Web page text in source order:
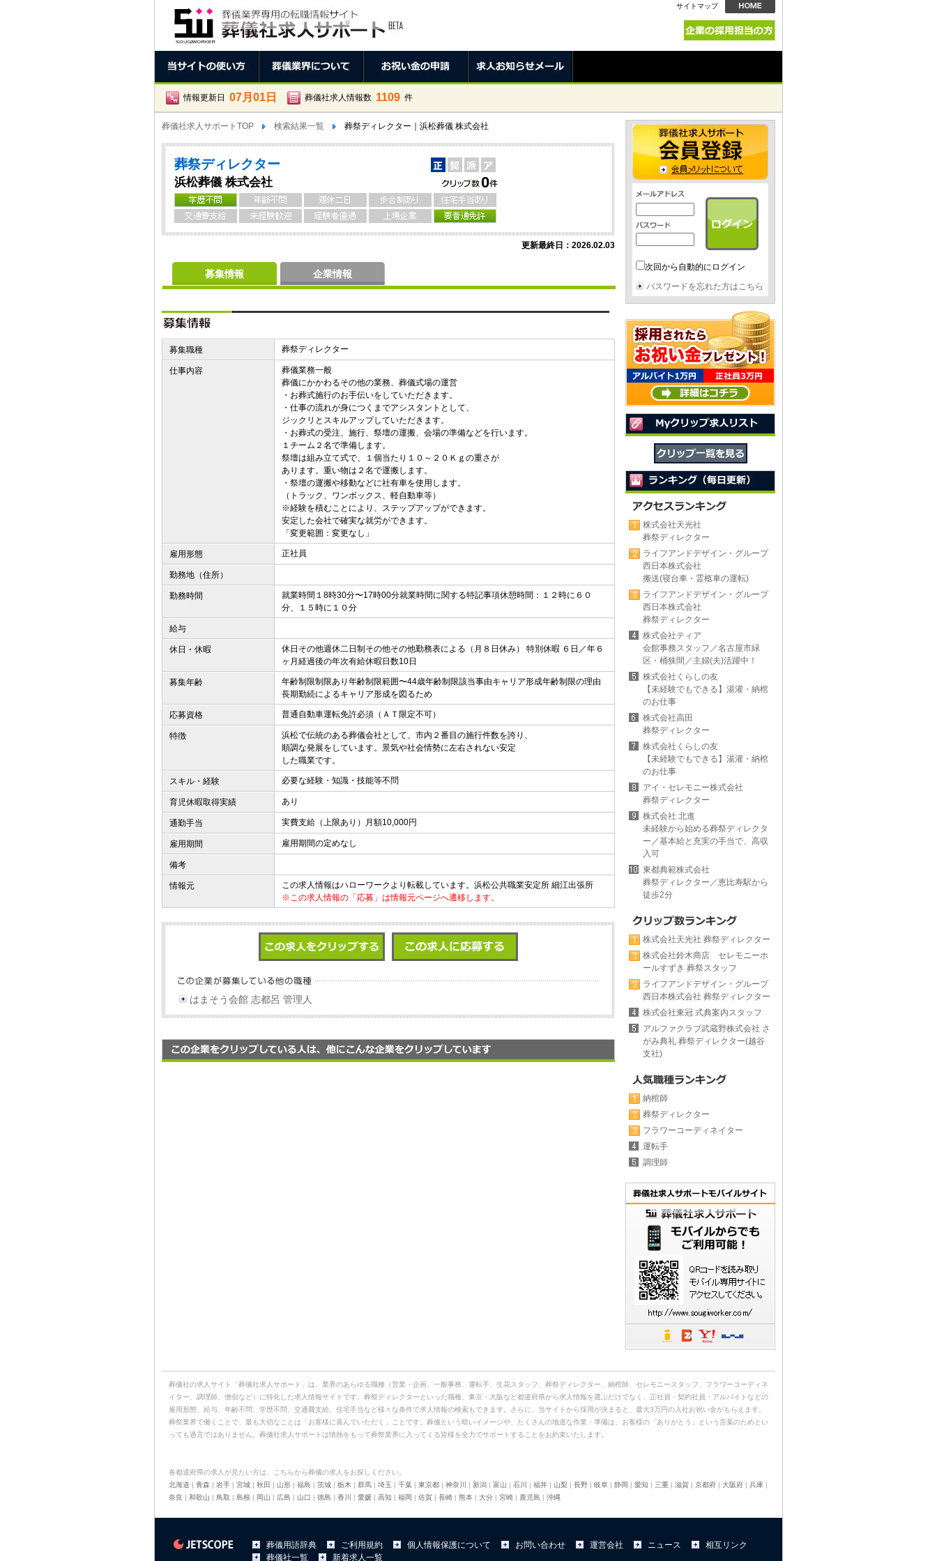
サイトマップ
情報更新日 07月01日 葬儀社求人情報数 1109 件
葬儀社求人サポートTOP 検索結果一覧 葬祭ディレクター｜浜松葬儀 株式会社
葬祭ディレクター
浜松葬儀 株式会社 0
更新最終日：2026.02.03
募集情報 企業情報
募集職種 葬祭ディレクター
仕事内容
葬儀業務一般
葬儀にかかわるその他の業務、葬儀式場の運営
・お葬式施行のお手伝いをしていただきます。
・仕事の流れが身につくまでアシスタントとして、
ジックリとスキルアップしていただきます。
・お葬式の受注、施行、祭壇の運搬、会場の準備などを行います。
１チーム２名で準備します。
祭壇は組み立て式で、１個当たり１０～２０Ｋｇの重さが
あります。重い物は２名で運搬します。
・祭壇の運搬や移動などに社有車を使用します。
（トラック、ワンボックス、軽自動車等）
※経験を積むことにより、ステップアップができます。
安定した会社で確実な就労ができます。
「変更範囲：変更なし」
雇用形態 正社員
勤務地（住所）
勤務時間
就業時間１8時30分〜17時00分就業時間に関する特記事項休憩時間：１２時に６０
分、１５時に１０分
給与
休日・休暇
休日その他週休二日制その他その他勤務表による（月８日休み） 特別休暇 ６日／年６
ヶ月経過後の年次有給休暇日数10日
募集年齢
年齢制限制限あり年齢制限範囲〜44歳年齢制限該当事由キャリア形成年齢制限の理由
長期勤続によるキャリア形成を図るため
応募資格 普通自動車運転免許必須（ＡＴ限定不可）
特徴
浜松で伝統のある葬儀会社として、市内２番目の施行件数を誇り、
順調な発展をしています。景気や社会情勢に左右されない安定
した職業です。
スキル・経験 必要な経験・知識・技能等不問
育児休暇取得実績 あり
通勤手当 実費支給（上限あり）月額10,000円
雇用期間 雇用期間の定めなし
備考
情報元
この求人情報はハローワークより転載しています。浜松公共職業安定所 細江出張所
※この求人情報の「応募」は情報元ページへ遷移します。
はまそう会館 志都呂 管理人
次回から自動的にログイン
パスワードを忘れた方はこちら
株式会社天光社
葬祭ディレクター
ライフアンドデザイン・グループ
西日本株式会社
搬送(寝台車・霊柩車の運転)
ライフアンドデザイン・グループ
西日本株式会社
葬祭ディレクター
株式会社ティア
会館事務スタッフ／名古屋市緑
区・桶狭間／主婦(夫)活躍中！
株式会社くらしの友
【未経験でもできる】湯灌・納棺
のお仕事
株式会社高田
葬祭ディレクター
株式会社くらしの友
【未経験でもできる】湯灌・納棺
のお仕事
アイ・セレモニー株式会社
葬祭ディレクター
株式会社 北進
未経験から始める葬祭ディレクタ
ー／基本給と充実の手当で、高収
入可
東都典範株式会社
葬祭ディレクター／恵比寿駅から
徒歩2分
株式会社天光社 葬祭ディレクター
株式会社鈴木商店 セレモニーホ
ールすずき 葬祭スタッフ
ライフアンドデザイン・グループ
西日本株式会社 葬祭ディレクター
株式会社東冠 式典案内スタッフ
アルファクラブ武蔵野株式会社 さ
がみ典礼 葬祭ディレクター(越谷
支社)
納棺師
葬祭ディレクター
フラワーコーディネイター
運転手
調理師
葬儀社の求人サイト「葬儀社求人サポート」は、業界のあらゆる職種（営業・企画、一般事務、運転手、生花スタッフ、葬祭ディレクター、納棺師、セレモニースタッフ、フラワーコーディネ
イター、調理師、僧侶など）に特化した求人情報サイトです。葬祭ディレクターといった職種、東京・大阪など都道府県から求人情報を選ぶだけでなく、正社員・契約社員・アルバイトなどの
雇用形態、給与、年齢不問、学歴不問、交通費支給、住宅手当など様々な条件で求人情報の検索もできます。さらに、当サイトから採用が決まると、最大3万円の入社お祝い金がもらえます。
葬祭業界で働くことで、最も大切なことは「お客様に喜んでいただく」ことです。葬儀という暗いイメージや、たくさんの地道な作業・準備は、お客様の「ありがとう」という言葉のためとい
っても過言ではありません。葬儀社求人サポートは情熱をもって葬祭業界に入ってくる皆様を全力でサポートすることをお約束いたします。
各都道府県の求人が見たい方は、こちらから葬儀の求人をお探しください。
北海道 | 青森 | 岩手 | 宮城 | 秋田 | 山形 | 福島 | 茨城 | 栃木 | 群馬 | 埼玉 | 千葉 | 東京都 | 神奈川 | 新潟 | 富山 | 石川 | 福井 | 山梨 | 長野 | 岐阜 | 静岡 | 愛知 | 三重 | 滋賀 | 京都府 | 大阪府 | 兵庫 |
奈良 | 和歌山 | 鳥取 | 島根 | 岡山 | 広島 | 山口 | 徳島 | 香川 | 愛媛 | 高知 | 福岡 | 佐賀 | 長崎 | 熊本 | 大分 | 宮崎 | 鹿児島 | 沖縄
葬儀用語辞典 ご利用規約 個人情報保護について お問い合わせ 運営会社 ニュース
相互リンク
葬儀社一覧
新着求人一覧